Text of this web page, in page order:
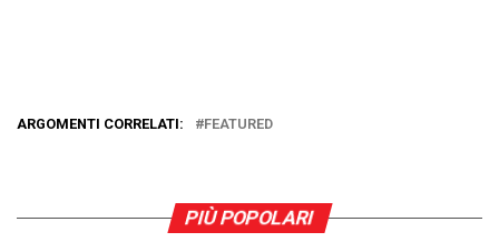
ARGOMENTI CORRELATI: FEATURED
PIÙ POPOLARI